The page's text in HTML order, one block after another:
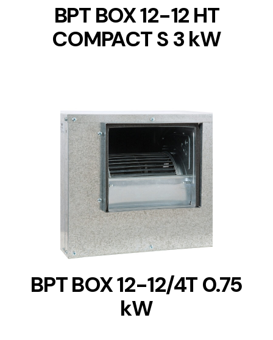
BPT BOX 12-12 HT
COMPACT S 3 kW
DETAILS
BPT BOX 12-12/4T 0.75
kW